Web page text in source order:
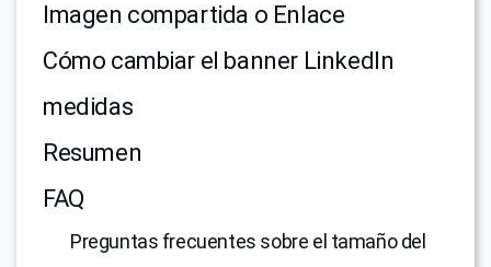
Imagen compartida o Enlace
Cómo cambiar el banner LinkedIn
medidas
Resumen
FAQ
Preguntas frecuentes sobre el tamaño del